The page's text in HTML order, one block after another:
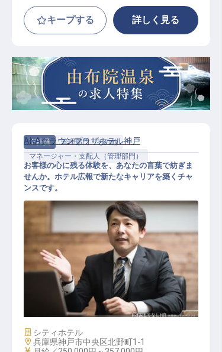
キープする 詳しく見る
正社員
管理部門・その他
マネージャー・支配人（管理部門）
マーケティングコミュニケーション
ズ：アシスタントマネージャー
ANAクラウンプラザホテル神戸
お客様の心に残る体験を、あなたの言葉で紡ぎま
せんか。ホテル広報で新たなキャリアを築くチャ
ンスです。
施設業態
シティホテル
勤務地
兵庫県神戸市中央区北野町1-1